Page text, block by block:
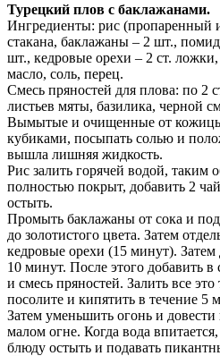
Турецкий плов с баклажанами.
Ингредиенты: рис (пропаренный
стакана, баклажаны – 2 шт.,
шт., кедровые орехи – 2 ст.
масло, соль, перец.
Смесь пряностей для плова: по 2
листьев мяты, базилика, черной
Вымытые и очищенные от кожицы
кубиками, посыпать солью и
вышла лишняя жидкость.
Рис залить горячей водой, таким
полностью покрыт, добавить 2
остыть.
Промыть баклажаны от сока и
до золотистого цвета. Затем
кедровые орехи (15 минут).
10 минут. После этого добавить
и смесь пряностей. Залить все
посолите и кипятить в течение 5
Затем уменьшить огонь и довести
малом огне. Когда вода
блюду остыть и подавать